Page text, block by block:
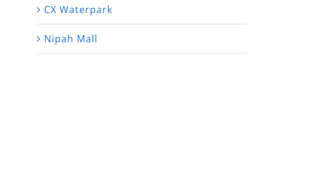
CX Waterpark
Nipah Mall